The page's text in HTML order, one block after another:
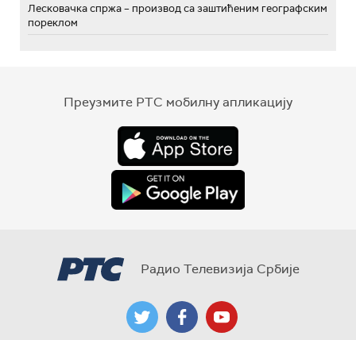
Лесковачка спржа – производ са заштићеним географским
пореклом
Преузмите РТС мобилну апликацију
Радио Телевизија Србије